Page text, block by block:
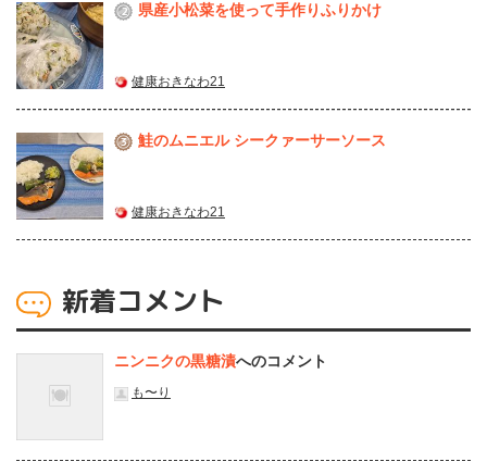
2 県産⼩松菜を使って⼿作りふりかけ
健康おきなわ21
3 鮭のムニエル シークァーサーソース
健康おきなわ21
新着コメント
ニンニクの黒糖漬へのコメント
も〜り